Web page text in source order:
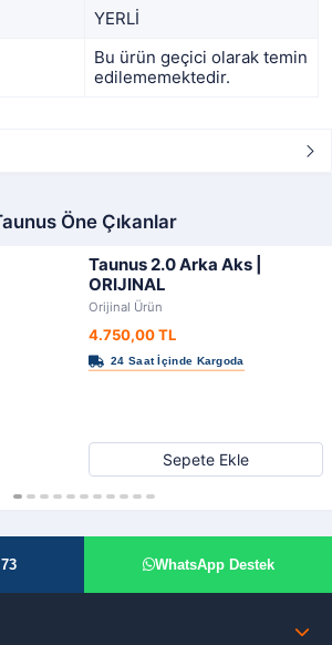
YERLİ
Bu ürün geçici olarak temin
edilememektedir.
Öne Çıkanlar
Taunus 2.0 Arka Aks |
ORIJINAL
Orijinal Ürün
4.750,00 TL
Sepete Ekle
WhatsApp Destek